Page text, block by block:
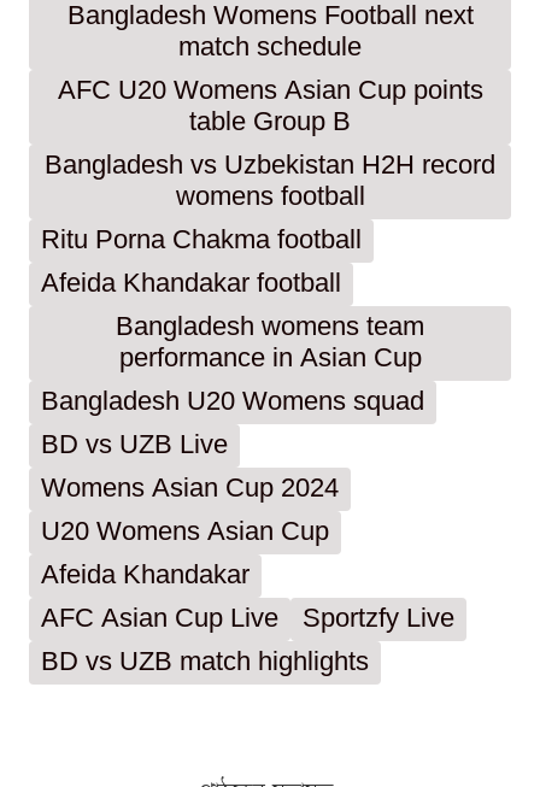
Bangladesh Womens Football next
match schedule
AFC U20 Womens Asian Cup points
table Group B
Bangladesh vs Uzbekistan H2H record
womens football
Ritu Porna Chakma football
Afeida Khandakar football
Bangladesh womens team
performance in Asian Cup
Bangladesh U20 Womens squad
BD vs UZB Live
Womens Asian Cup 2024
U20 Womens Asian Cup
Afeida Khandakar
AFC Asian Cup Live
Sportzfy Live
BD vs UZB match highlights